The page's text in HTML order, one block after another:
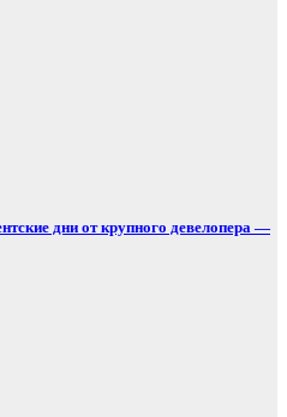
дни от крупного девелопера —